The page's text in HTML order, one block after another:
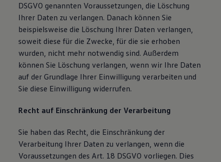
DSGVO genannten Voraussetzungen, die Löschung
Ihrer Daten zu verlangen. Danach können Sie
beispielsweise die Löschung Ihrer Daten verlangen,
soweit diese für die Zwecke, für die sie erhoben
wurden, nicht mehr notwendig sind. Außerdem
können Sie Löschung verlangen, wenn wir Ihre Daten
auf der Grundlage Ihrer Einwilligung verarbeiten und
Sie diese Einwilligung widerrufen.
Recht auf Einschränkung der Verarbeitung
Sie haben das Recht, die Einschränkung der
Verarbeitung Ihrer Daten zu verlangen, wenn die
Voraussetzungen des Art. 18 DSGVO vorliegen. Dies